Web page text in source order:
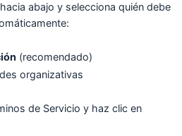
abajo y selecciona quién debe
(recomendado)
organizativas
de Servicio y haz clic en